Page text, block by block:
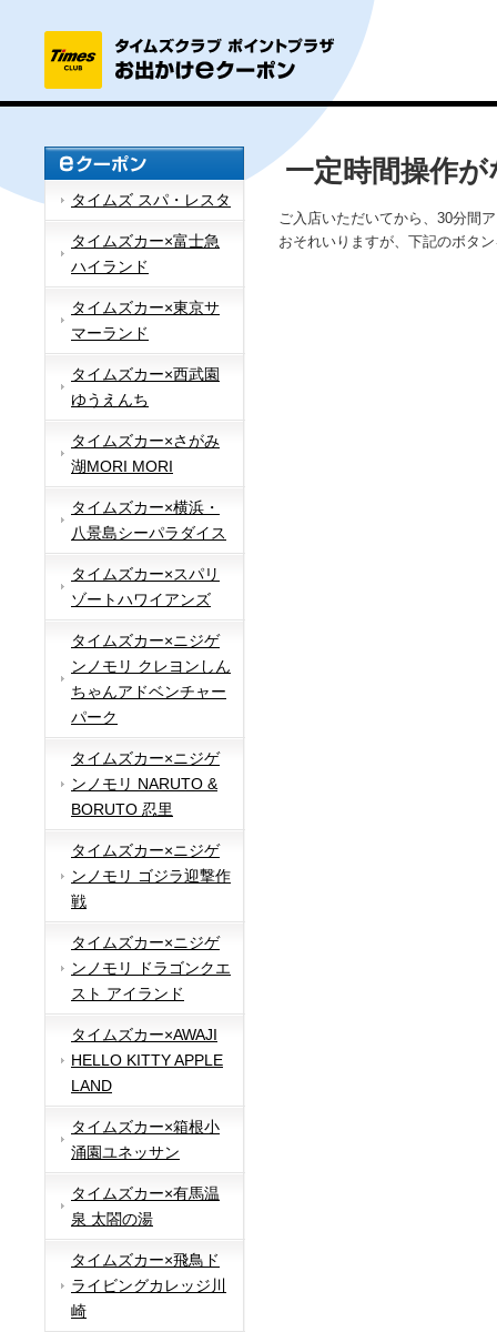
タイムズ スパ・レスタ
タイムズカー×富士急
ハイランド
タイムズカー×東京サ
マーランド
タイムズカー×西武園
ゆうえんち
タイムズカー×さがみ
湖MORI MORI
タイムズカー×横浜・
八景島シーパラダイス
タイムズカー×スパリ
ゾートハワイアンズ
タイムズカー×ニジゲ
ンノモリ クレヨンしん
ちゃんアドベンチャー
パーク
タイムズカー×ニジゲ
ンノモリ NARUTO &
BORUTO 忍里
タイムズカー×ニジゲ
ンノモリ ゴジラ迎撃作
戦
タイムズカー×ニジゲ
ンノモリ ドラゴンクエ
スト アイランド
タイムズカー×AWAJI
HELLO KITTY APPLE
LAND
タイムズカー×箱根小
涌園ユネッサン
タイムズカー×有馬温
泉 太閤の湯
タイムズカー×飛鳥ド
ライビングカレッジ川
崎
一定時間操作
ご入店いただいてから、30分間
おそれいりますが、下記のボタ